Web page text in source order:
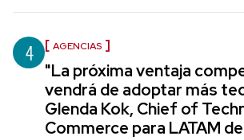
4 AGENCIAS
"La próxima ventaja
vendrá de adoptar más
Glenda Kok, Chief of
Commerce para LATAM